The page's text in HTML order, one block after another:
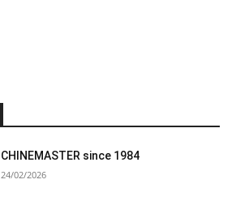
CHINEMASTER since 1984
24/02/2026